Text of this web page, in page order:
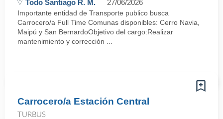
Todo Santiago R. M. 27/06/2026
Importante entidad de Transporte publico busca
Carrocero/a Full Time Comunas disponibles: Cerro Navia,
Maipú y San BernardoObjetivo del cargo:Realizar
mantenimiento y corrección ...
Carrocero/a Estación Central
TURBUS